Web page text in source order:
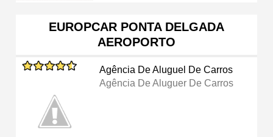
EUROPCAR PONTA DELGADA
AEROPORTO
Agência De Aluguel De Carros
Agência De Aluguer De Carros